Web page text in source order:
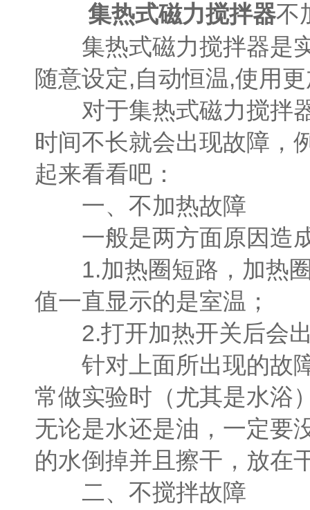
集热式磁力搅拌器不
集热式磁力搅拌器是实
随意设定,自动恒温,使用
对于集热式磁力搅拌器
时间不长就会出现故障，
起来看看吧：
一、不加热故障
一般是两方面原因造
1.加热圈短路，加热圈
值一直显示的是室温；
2.打开加热开关后会出
针对上面所出现的故障
常做实验时（尤其是水浴
无论是水还是油，一定要
的水倒掉并且擦干，放在
二、不搅拌故障